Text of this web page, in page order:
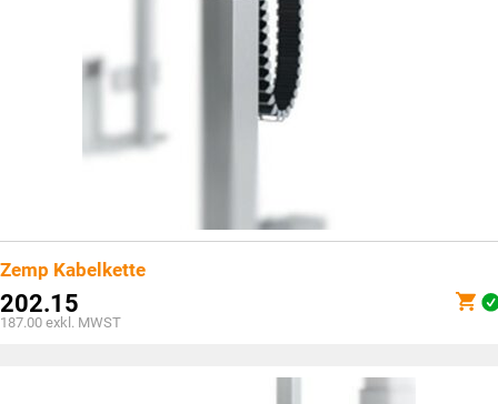
Zemp Kabelkette
202.15
187.00 exkl. MWST